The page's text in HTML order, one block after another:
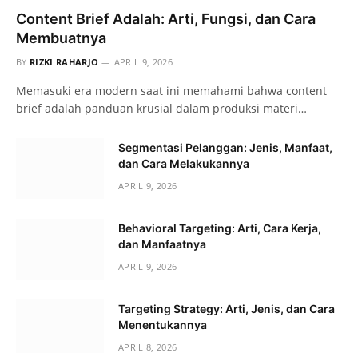
Content Brief Adalah: Arti, Fungsi, dan Cara
Membuatnya
BY RIZKI RAHARJO APRIL 9, 2026
Memasuki era modern saat ini memahami bahwa content
brief adalah panduan krusial dalam produksi materi…
Segmentasi Pelanggan: Jenis, Manfaat,
dan Cara Melakukannya
APRIL 9, 2026
Behavioral Targeting: Arti, Cara Kerja,
dan Manfaatnya
APRIL 9, 2026
Targeting Strategy: Arti, Jenis, dan Cara
Menentukannya
APRIL 8, 2026